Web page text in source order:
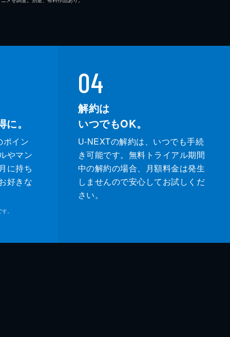
。
ポイン
やマン
に持ち
好きな
。
04
解約は
いつでもOK。
U-NEXTの解約は、いつでも手続
き可能です。無料トライアル期間
中の解約の場合、月額料金は発生
しませんので安心してお試しくだ
さい。